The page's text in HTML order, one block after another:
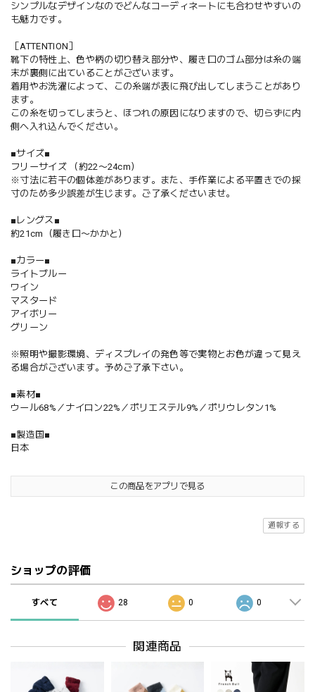
シンプルなデザインなのでどんなコーディネートにも合わせやすいの
も魅力です。
［ATTENTION］
靴下の特性上、色や柄の切り替え部分や、履き口のゴム部分は糸の端
末が裏側に出ていることがございます。
着用やお洗濯によって、この糸端が表に飛び出してしまうことがあり
ます。
この糸を切ってしまうと、ほつれの原因になりますので、切らずに内
側へ入れ込んでください。
■サイズ■
フリーサイズ （約22〜24cm）
※寸法に若干の個体差があります。また、手作業による平置きでの採
寸のため多少誤差が生じます。ご了承くださいませ。
■レングス■
約21cm（履き口〜かかと）
■カラー■
ライトブルー
ワイン
マスタード
アイボリー
グリーン
※照明や撮影環境、ディスプレイの発色等で実物とお色が違って見え
る場合がございます。予めご了承下さい。
■素材■
ウール68%／ナイロン22%／ポリエステル9%／ポリウレタン1%
■製造国■
日本
この商品をアプリで見る
通報する
ショップの評価
すべて 28 0 0
関連商品